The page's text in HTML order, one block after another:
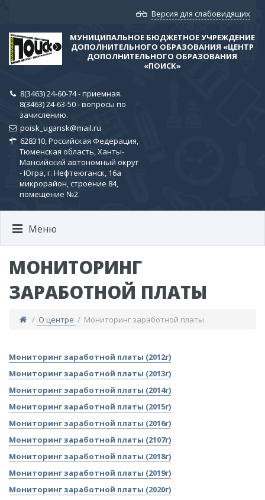
Версия для слабовидящих
МУНИЦИПАЛЬНОЕ БЮДЖЕТНОЕ УЧРЕЖДЕНИЕ
ДОПОЛНИТЕЛЬНОГО ОБРАЗОВАНИЯ «ЦЕНТР
ДОПОЛНИТЕЛЬНОГО ОБРАЗОВАНИЯ
«ПОИСК»
8(3463) 24-60-74 - приемная.
8(3463) 24-63-50 - вопросы по
зачислению.
poisk_ugansk@mail.ru
628310, Российская Федерация,
Тюменская область, Ханты-
Мансийский автономный округ
- Югра, г. Нефтеюганск, 16а
микрорайон, строение 84,
помещение №2.
Меню
МОНИТОРИНГ
ЗАРАБОТНОЙ ПЛАТЫ
/ О центре / Мониторинг заработной платы
​Мониторинг заработной платы (2012г)
​Мониторинг заработной платы (2013г)
​Мониторинг заработной платы (2014г)
​Мониторинг заработной платы (2015г)
​Мониторинг заработной платы (2016г)
​Мониторинг заработной платы (2107г)
Мониторинг заработной платы (2018г)
Мониторинг заработной платы (2019г)
​Мониторинг заработной платы (2020г)